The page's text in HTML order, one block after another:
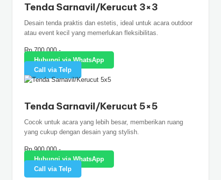
Tenda Sarnavil/Kerucut 3×3
Desain tenda praktis dan estetis, ideal untuk acara outdoor
atau event kecil yang memerlukan fleksibilitas.
Rp.700.000,-
Hubungi via WhatsApp
Call via Telp
Tenda Sarnavil/Kerucut 5×5
Cocok untuk acara yang lebih besar, memberikan ruang
yang cukup dengan desain yang stylish.
Rp.900.000,-
Hubungi via WhatsApp
Call via Telp